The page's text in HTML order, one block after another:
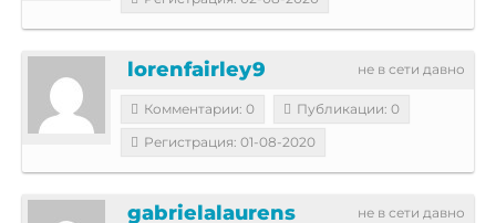
не в сети давно
lorenfairley9
Комментарии: 0
Публикации: 0
Регистрация: 01-08-2020
не в сети давно
gabrielalaurens